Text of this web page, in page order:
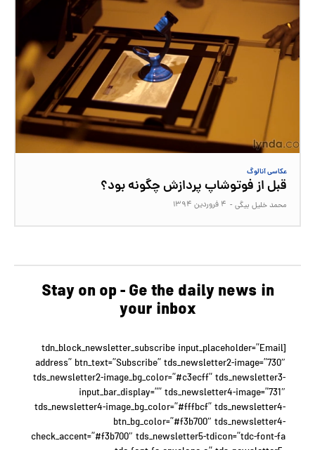
عکاسی آنالوگ
قبل از فوتوشاپ پردازش چگونه بود؟
محمد خلیل بیگی - ۴ فروردین ۱۳۹۴
Stay on op - Ge the daily news in
your inbox
[tdn_block_newsletter_subscribe input_placeholder=”Email
address” btn_text=”Subscribe” tds_newsletter2-image=”730″
tds_newsletter2-image_bg_color=”#c3ecff” tds_newsletter3-
input_bar_display=”” tds_newsletter4-image=”731″
tds_newsletter4-image_bg_color=”#fffbcf” tds_newsletter4-
btn_bg_color=”#f3b700″ tds_newsletter4-
check_accent=”#f3b700″ tds_newsletter5-tdicon=”tdc-font-fa